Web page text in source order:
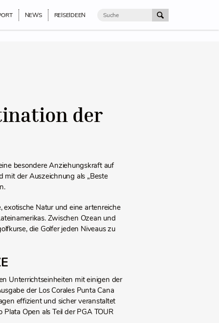
NEWS REISEIDEEN
der
besondere Anziehungskraft auf
mit der Auszeichnung als „Beste
exotische Natur und eine artenreiche
Zwischen Ozean und
die Golfer jeden Niveaus zu
Unterrichtseinheiten mit einigen der
der Los Corales Punta Cana
effizient und sicher veranstaltet
Open als Teil der PGA TOUR